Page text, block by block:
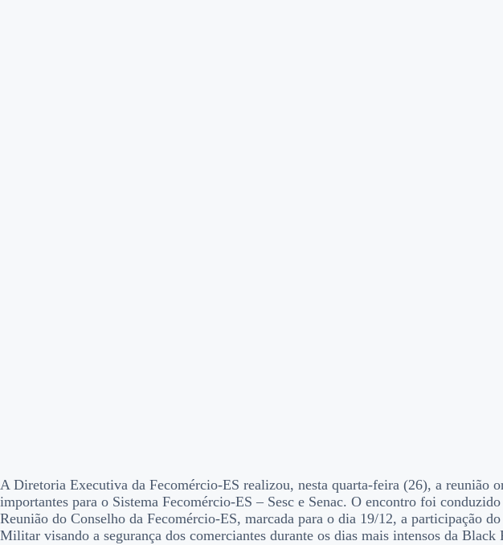
A Diretoria Executiva da Fecomércio-ES realizou, nesta quarta-feira (26), a reunião
importantes para o Sistema Fecomércio-ES – Sesc e Senac. O encontro foi
Reunião do Conselho da Fecomércio-ES, marcada para o dia 19/12, a participação
Militar visando a segurança dos comerciantes durante os dias mais intensos da